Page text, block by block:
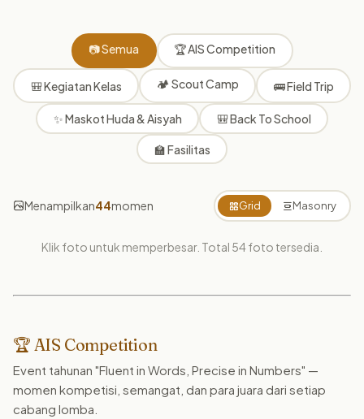
📷 Semua 🏆 AIS Competition
🎒 Kegiatan Kelas 🏕️ Scout Camp 🚌 Field Trip
✨ Maskot Huda & Aisyah 🎒 Back To School
🏫 Fasilitas
Menampilkan44momen Grid Masonry
Klik foto untuk memperbesar. Total 54foto tersedia.
🏆 AIS Competition
Event tahunan "Fluent in Words, Precise in Numbers" —
momen kompetisi, semangat, dan para juara dari setiap
cabang lomba.